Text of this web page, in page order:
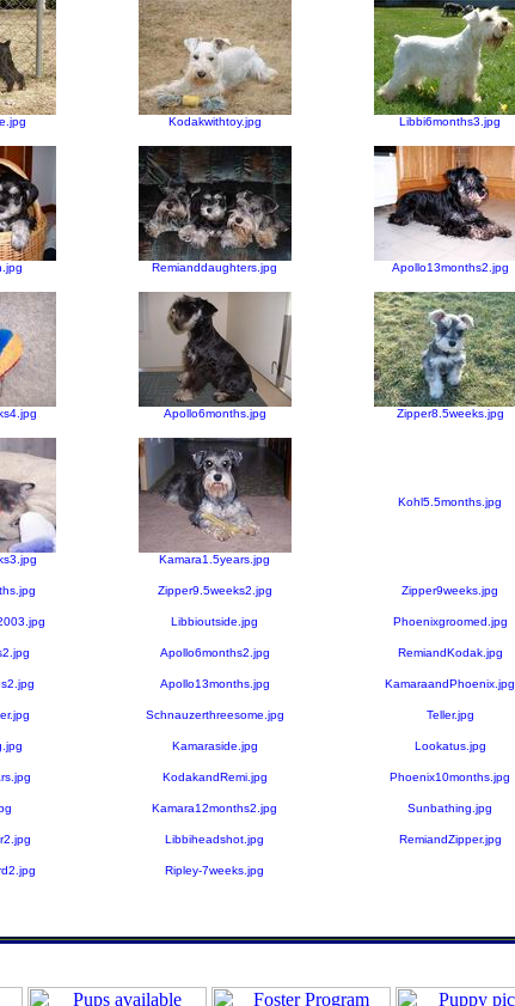
Kodakwithtoy.jpg Libbi6months3.jpg
Remianddaughters.jpg Apollo13months2.jpg
Apollo6months.jpg Zipper8.5weeks.jpg
Kamara1.5years.jpg
Kohl5.5months.jpg
Zipper9.5weeks2.jpg Zipper9weeks.jpg
Libbioutside.jpg Phoenixgroomed.jpg
Apollo6months2.jpg RemiandKodak.jpg
Apollo13months.jpg KamaraandPhoenix.jpg
Schnauzerthreesome.jpg Teller.jpg
Kamaraside.jpg Lookatus.jpg
KodakandRemi.jpg Phoenix10months.jpg
Kamara12months2.jpg Sunbathing.jpg
Libbiheadshot.jpg RemiandZipper.jpg
Ripley-7weeks.jpg